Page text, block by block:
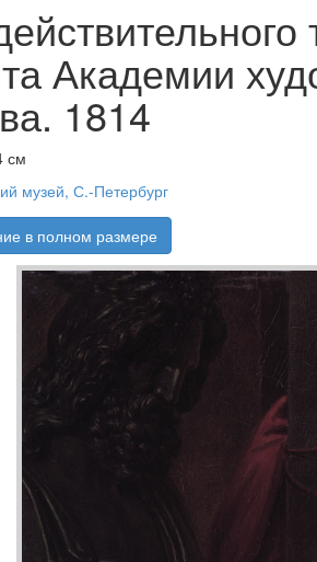
Академии
1814
см
музей, С.-Петербург
в полном размере